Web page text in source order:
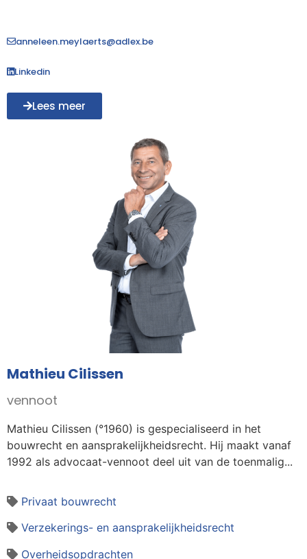
anneleen.meylaerts@adlex.be
Linkedin
Lees meer
Mathieu Cilissen
vennoot
Mathieu Cilissen (°1960) is gespecialiseerd in het
bouwrecht en aansprakelijkheidsrecht. Hij maakt vanaf
1992 als advocaat-vennoot deel uit van de toenmalig...
Privaat bouwrecht
Verzekerings- en aansprakelijkheidsrecht
Overheidsopdrachten